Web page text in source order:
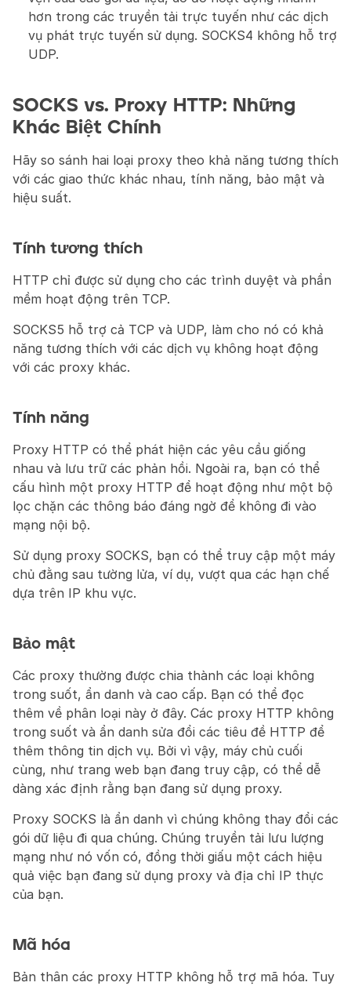
hơn trong các truyền tải trực tuyến như các dịch
vụ phát trực tuyến sử dụng. SOCKS4 không hỗ trợ
UDP.
SOCKS vs. Proxy HTTP: Những
Khác Biệt Chính
Hãy so sánh hai loại proxy theo khả năng tương thích
với các giao thức khác nhau, tính năng, bảo mật và
hiệu suất.
Tính tương thích
HTTP chỉ được sử dụng cho các trình duyệt và phần
mềm hoạt động trên TCP.
SOCKS5 hỗ trợ cả TCP và UDP, làm cho nó có khả
năng tương thích với các dịch vụ không hoạt động
với các proxy khác.
Tính năng
Proxy HTTP có thể phát hiện các yêu cầu giống
nhau và lưu trữ các phản hồi. Ngoài ra, bạn có thể
cấu hình một proxy HTTP để hoạt động như một bộ
lọc chặn các thông báo đáng ngờ để không đi vào
mạng nội bộ.
Sử dụng proxy SOCKS, bạn có thể truy cập một máy
chủ đằng sau tường lửa, ví dụ, vượt qua các hạn chế
dựa trên IP khu vực.
Bảo mật
Các proxy thường được chia thành các loại không
trong suốt, ẩn danh và cao cấp. Bạn có thể đọc
thêm về phân loại này ở đây. Các proxy HTTP không
trong suốt và ẩn danh sửa đổi các tiêu đề HTTP để
thêm thông tin dịch vụ. Bởi vì vậy, máy chủ cuối
cùng, như trang web bạn đang truy cập, có thể dễ
dàng xác định rằng bạn đang sử dụng proxy.
Proxy SOCKS là ẩn danh vì chúng không thay đổi các
gói dữ liệu đi qua chúng. Chúng truyền tải lưu lượng
mạng như nó vốn có, đồng thời giấu một cách hiệu
quả việc bạn đang sử dụng proxy và địa chỉ IP thực
của bạn.
Mã hóa
Bản thân các proxy HTTP không hỗ trợ mã hóa. Tuy